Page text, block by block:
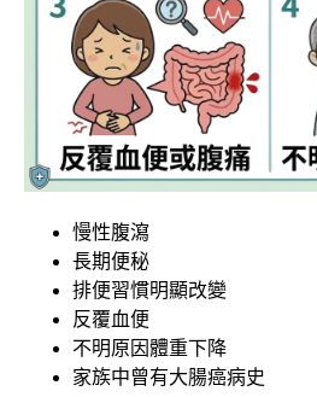
慢性腹瀉
長期便秘
排便習慣明顯改變
反覆血便
不明原因體重下降
家族中曾有大腸癌病史